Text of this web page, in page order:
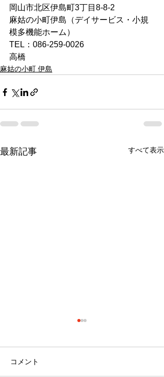
岡山市北区伊島町3丁目8-8-2
麻姑の小町伊島（デイサービス・小規
模多機能ホーム）
TEL：086-259-0026
高橋
麻姑の小町 伊島
最新記事 すべて表示
コメント